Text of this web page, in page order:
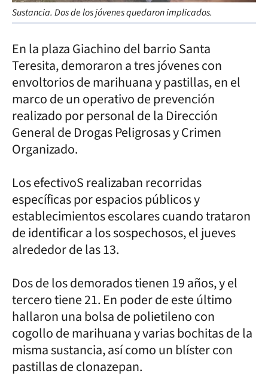
Sustancia. Dos de los jóvenes quedaron implicados.
En la plaza Giachino del barrio Santa
Teresita, demoraron a tres jóvenes con
envoltorios de marihuana y pastillas, en el
marco de un operativo de prevención
realizado por personal de la Dirección
General de Drogas Peligrosas y Crimen
Organizado.
Los efectivoS realizaban recorridas
específicas por espacios públicos y
establecimientos escolares cuando trataron
de identificar a los sospechosos, el jueves
alrededor de las 13.
Dos de los demorados tienen 19 años, y el
tercero tiene 21. En poder de este último
hallaron una bolsa de polietileno con
cogollo de marihuana y varias bochitas de la
misma sustancia, así como un blíster con
pastillas de clonazepan.